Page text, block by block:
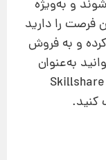
و به‌ویژه
فرصت را دارید
و به فروش
به‌عنوان
مدرس در پلتفرم‌هایی مانند Udemy یا Skillshare
کنید.